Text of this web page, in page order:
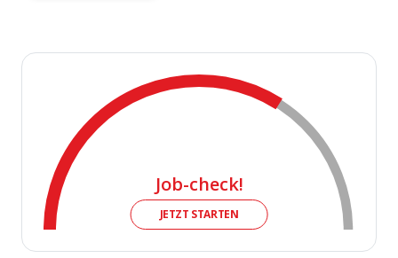
Job-check!
JETZT STARTEN